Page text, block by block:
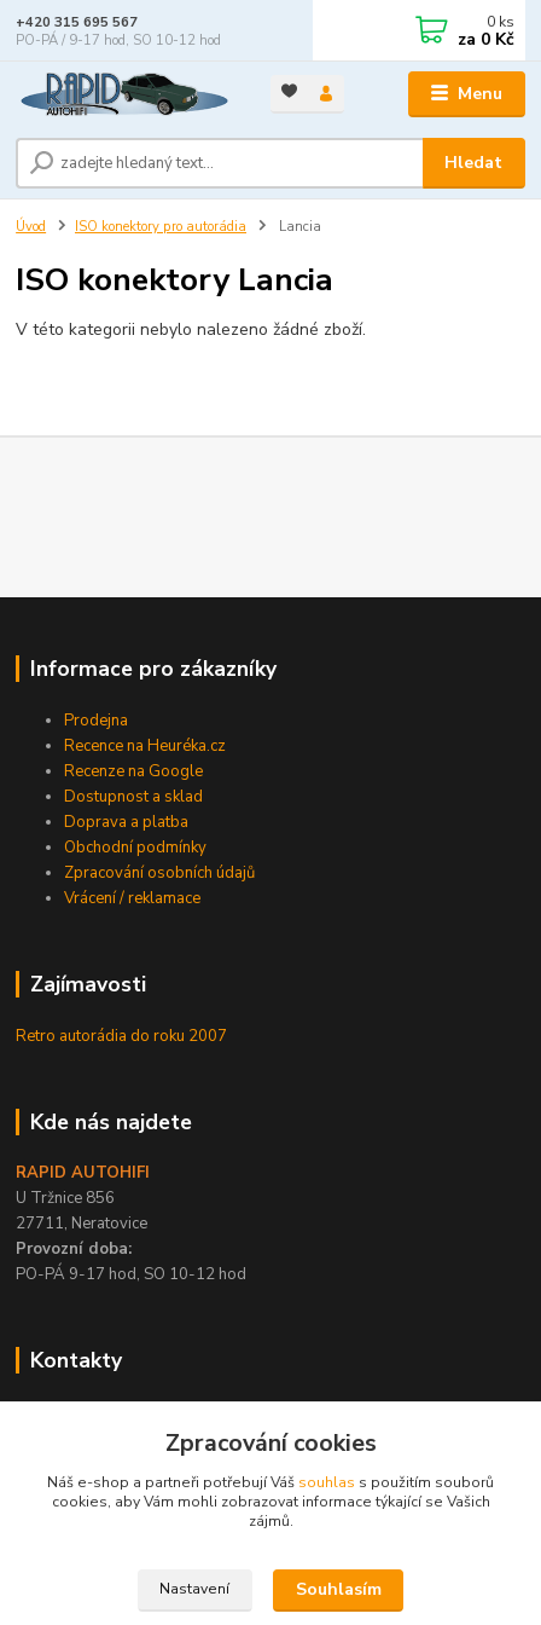
Menu
Hledat
+420 315 695 567
PO-PÁ / 9-17 hod, SO 10-12 hod
0 ks
za 0 Kč
Úvod ISO konektory pro autorádia Lancia
ISO konektory Lancia
V této kategorii nebylo nalezeno žádné zboží.
Informace pro zákazníky
Prodejna
Recence na Heuréka.cz
Recenze na Google
Dostupnost a sklad
Doprava a platba
Obchodní podmínky
Zpracování osobních údajů
Vrácení / reklamace
Zajímavosti
Retro autorádia do roku 2007
Kde nás najdete
RAPID AUTOHIFI
U Tržnice 856
27711, Neratovice
Provozní doba:
PO-PÁ 9-17 hod, SO 10-12 hod
Kontakty
PO-PÁ / 9-17 hod, SO 10-12 hod
info@rapid-autohifi.com
Zpracování cookies
Náš e-shop a partneři potřebují Váš souhlas s použitím souborů
cookies, aby Vám mohli zobrazovat informace týkající se Vašich
zájmů.
Nastavení Souhlasím